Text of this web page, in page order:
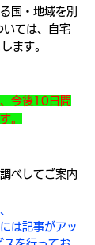
国・地域を別
いては、自宅
ます。
今後10日間
。
べしてご案内
は記事がアッ